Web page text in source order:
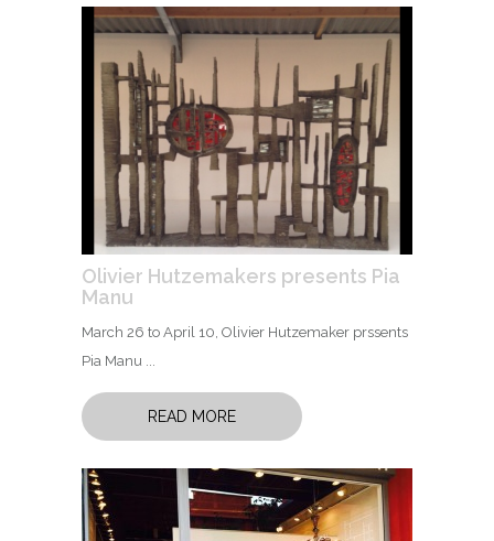
Olivier Hutzemakers presents Pia
Manu
March 26 to April 10, Olivier Hutzemaker prssents
Pia Manu ...
READ MORE